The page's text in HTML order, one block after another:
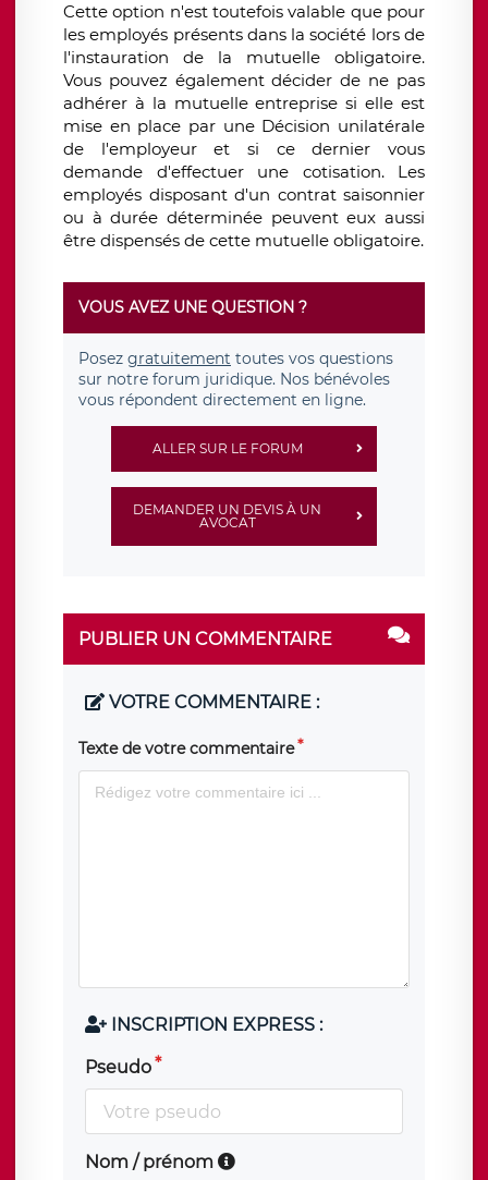
Cette option n'est toutefois valable que pour
les employés présents dans la société lors de
l'instauration de la mutuelle obligatoire.
Vous pouvez également décider de ne pas
adhérer à la mutuelle entreprise si elle est
mise en place par une Décision unilatérale
de l'employeur et si ce dernier vous
demande d'effectuer une cotisation. Les
employés disposant d'un contrat saisonnier
ou à durée déterminée peuvent eux aussi
être dispensés de cette mutuelle obligatoire.
VOUS AVEZ UNE QUESTION ?
Posez gratuitement toutes vos questions
sur notre forum juridique. Nos bénévoles
vous répondent directement en ligne.
ALLER SUR LE FORUM
DEMANDER UN DEVIS À UN
AVOCAT
PUBLIER UN COMMENTAIRE
VOTRE COMMENTAIRE :
Texte de votre commentaire
INSCRIPTION EXPRESS :
Pseudo
Nom / prénom